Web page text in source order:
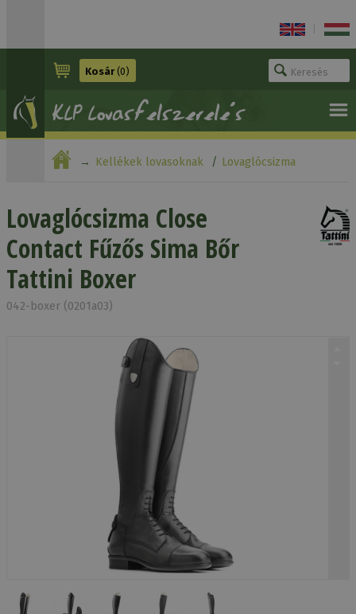
Kosár(0)
Kellékek lovasoknak Lovaglócsizma
Lovaglócsizma Close Contact Fűzős Sima Bőr Tattini
Boxer
Lovaglócsizma Close
Contact Fűzős Sima Bőr
Tattini Boxer
042-boxer (0201a03)